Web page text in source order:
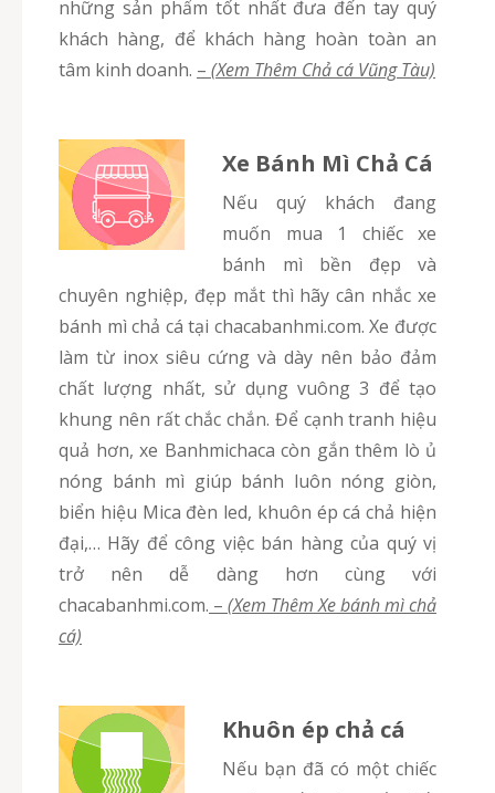
những sản phẩm tốt nhất đưa đến tay quý
khách hàng, để khách hàng hoàn toàn an
tâm kinh doanh. – (Xem Thêm Chả cá Vũng Tàu)
Xe Bánh Mì Chả Cá
Nếu quý khách đang
muốn mua 1 chiếc xe
bánh mì bền đẹp và
chuyên nghiệp, đẹp mắt thì hãy cân nhắc xe
bánh mì chả cá tại chacabanhmi.com. Xe được
làm từ inox siêu cứng và dày nên bảo đảm
chất lượng nhất, sử dụng vuông 3 để tạo
khung nên rất chắc chắn. Để cạnh tranh hiệu
quả hơn, xe Banhmichaca còn gắn thêm lò ủ
nóng bánh mì giúp bánh luôn nóng giòn,
biển hiệu Mica đèn led, khuôn ép cá chả hiện
đại,… Hãy để công việc bán hàng của quý vị
trở nên dễ dàng hơn cùng với
chacabanhmi.com. – (Xem Thêm Xe bánh mì chả
cá)
Khuôn ép chả cá
Nếu bạn đã có một chiếc